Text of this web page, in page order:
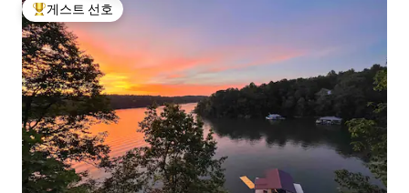
상위 게스트 선호
게스트 선호